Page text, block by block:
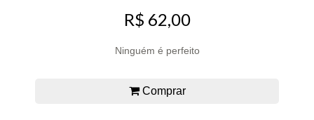
R$ 62,00
Ninguém é perfeito
Comprar